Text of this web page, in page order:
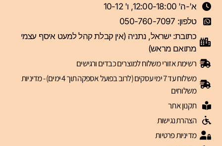
א'-ה' 12:00-18:00, ו' 10-12
טלפון: 050-760-7097
כתובת: ישראל, נתניה (אין קבלת קהל למעט איסף עצמי
מתואם מראש)
רשימת אזורי משלוח למוצרים כבדים ורגישים
משלוח עד 7 ימי עסקים (לרוב בפועל אספקה תוך 4 ימים) - מדיניות
משלוחים
תקנון אתר
הצהרת נגישות
מדיניות פרטיות